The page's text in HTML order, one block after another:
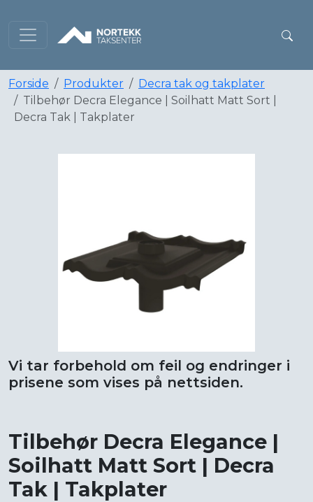
Forside Produkter
Decra tak og takplater
Tilbehør Decra Elegance | Soilhatt Matt Sort |
Decra Tak | Takplater
Vi tar forbehold om feil og endringer i
prisene som vises på nettsiden.
Tilbehør Decra Elegance |
Soilhatt Matt Sort | Decra
Tak | Takplater